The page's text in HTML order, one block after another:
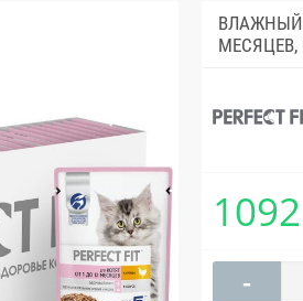
ВЛАЖНЫЙ
МЕСЯЦЕВ,
-